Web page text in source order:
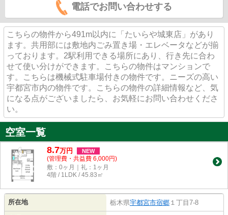
電話でお問い合わせする
こちらの物件から491m以内に「たいらや城東店」があり
ます。共用部には敷地内ごみ置き場・エレベータなどが揃
っております。2駅利用できる場所にあり、行き先に合わ
せて使い分けができます。こちらの物件はマンションで
す。こちらは機械式駐車場付きの物件です。ニーズの高い
宇都宮市内の物件です。こちらの物件の詳細情報など、気
になる点がございましたら、お気軽にお問い合わせくださ
い。
空室一覧
8.7万円 NEW
(管理費・共益費 6,000円)
敷：0ヶ月｜礼：1ヶ月
4階 / 1LDK / 45.83㎡
所在地 栃木県宇都宮市宿郷 １丁目7-8